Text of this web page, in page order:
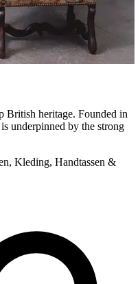
British heritage. Founded in
underpinned by the strong
Kleding, Handtassen &